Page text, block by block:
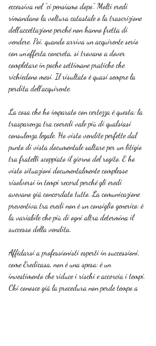
eccessiva nel “ci pensiamo dopo”. Molti eredi
rimandano la voltura catastale o la trascrizione
dell’accettazione perché non hanno fretta di
vendere. Poi, quando arriva un acquirente serio
con un’offerta concreta, si trovano a dover
completare in poche settimane pratiche che
richiedono mesi. Il risultato è quasi sempre la
perdita dell’acquirente.
La cosa che ho imparato con certezza è questa: la
trasparenza tra coeredi vale più di qualsiasi
consulenza legale. Ho visto vendite perfette dal
punto di vista documentale saltare per un litigio
tra fratelli scoppiato il giorno del rogito. E ho
visto situazioni documentalmente complesse
risolversi in tempi record perché gli eredi
avevano già concordato tutto. La comunicazione
preventiva tra eredi non è un consiglio generico: è
la variabile che più di ogni altra determina il
successo della vendita.
Affidarsi a professionisti esperti in successioni,
come Eredicasa, non è una spesa: è un
investimento che riduce i rischi e accorcia i tempi.
Chi conosce già la procedura non perde tempo a